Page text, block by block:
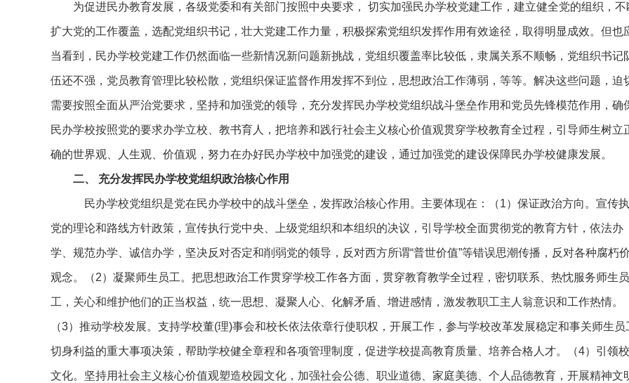
为促进民办教育发展，各级党委和有关部门按照中央要求， 切实加强民办学校党建工作，建立健全党的组织，不
扩大党的工作覆盖，选配党组织书记，壮大党建工作力量，积极探索党组织发挥作用有效途径，取得明显成效。但也
当看到，民办学校党建工作仍然面临一些新情况新问题新挑战，党组织覆盖率比较低，隶属关系不顺畅，党组织书记
伍还不强，党员教育管理比较松散，党组织保证监督作用发挥不到位，思想政治工作薄弱，等等。解决这些问题，迫
需要按照全面从严治党要求，坚持和加强党的领导，充分发挥民办学校党组织战斗堡垒作用和党员先锋模范作用，确
民办学校按照党的要求办学立校、教书育人，把培养和践行社会主义核心价值观贯穿学校教育全过程，引导师生树立
确的世界观、人生观、价值观，努力在办好民办学校中加强党的建设，通过加强党的建设保障民办学校健康发展。
二、 充分发挥民办学校党组织政治核心作用
民办学校党组织是党在民办学校中的战斗堡垒，发挥政治核心作用。主要体现在：（1）保证政治方向。宣传
党的理论和路线方针政策，宣传执行党中央、上级党组织和本组织的决议，引导学校全面贯彻党的教育方针，依法办
学、规范办学、诚信办学，坚决反对否定和削弱党的领导，反对西方所谓“普世价值”等错误思潮传播，反对各种腐朽
观念。（2）凝聚师生员工。把思想政治工作贯穿学校工作各方面，贯穿教育教学全过程，密切联系、热忱服务师生员
工，关心和维护他们的正当权益，统一思想、凝聚人心、化解矛盾、增进感情，激发教职工主人翁意识和工作热情。
（3）推动学校发展。支持学校董(理)事会和校长依法依章行使职权，开展工作，参与学校改革发展稳定和事关师生员
切身利益的重大事项决策，帮助学校健全章程和各项管理制度，促进学校提高教育质量、培养合格人才。（4）引领
文化。坚持用社会主义核心价值观塑造校园文化，加强社会公德、职业道德、家庭美德、个人品德教育，开展精神文